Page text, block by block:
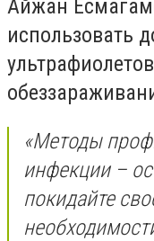
Айжан
использовать
«Методы
инфекции –
покидайте